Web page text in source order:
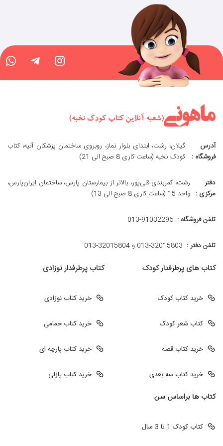
آدرس
فروشگاه :
گیلان، رشت، ابتدای بلوار نماز، روبروی ساختمان پزشکان آتیه، کتاب
کودک نخبه (ساعت کاری 8 صبح الی 21)
دفتر
مرکزی :
رشت، کمربندی قلی‌پور، بالاتر از بیمارستان پارس، ساختمان ایران‌پارس،
واحد 15 (ساعت کاری 8 صبح الی 13)
تلفن فروشگاه : 013-91032296
تلفن دفتر : 013-32015803 و 32015804-013
کتاب های پرطرفدار کودک
خرید کتاب کودک
کتاب شعر کودک
خرید کتاب قصه
خرید کتاب سه بعدی
کتاب پرطرفدار نوزادی
خرید کتاب نوزادی
خرید کتاب حمامی
خرید کتاب پارچه ای
خرید کتاب پازلی
کتاب ها براساس سن
کتاب کودک 1 تا 3 سال